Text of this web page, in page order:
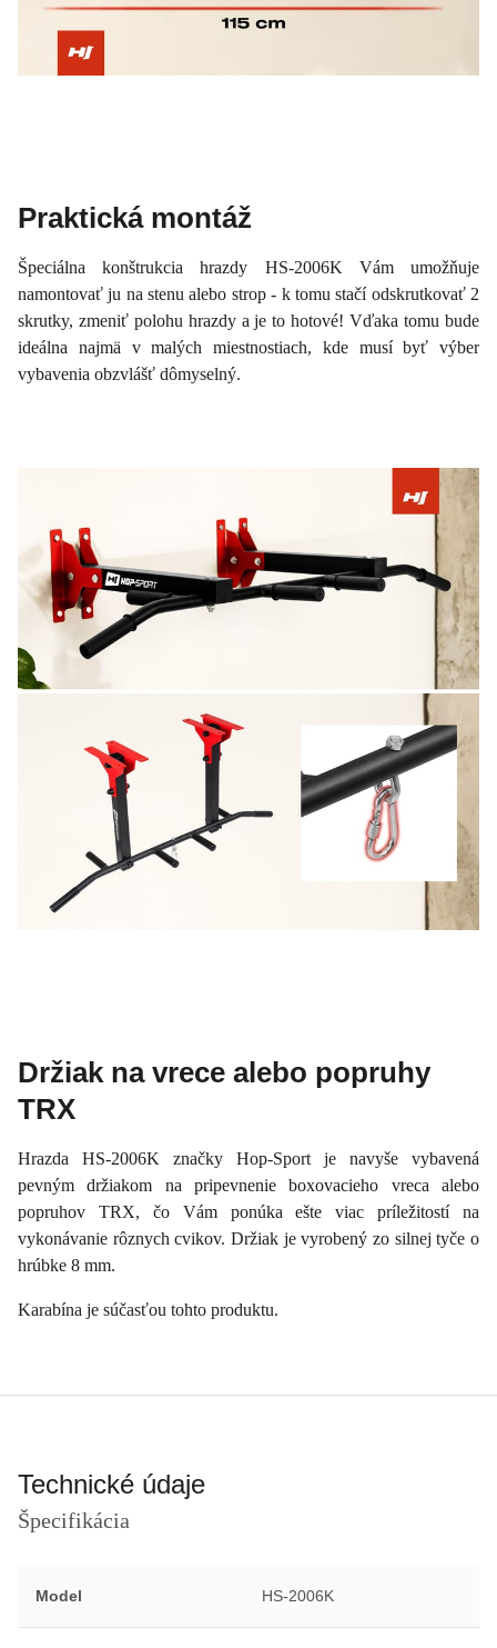
Praktická montáž
Špeciálna konštrukcia hrazdy HS-2006K Vám umožňuje
namontovať ju na stenu alebo strop - k tomu stačí odskrutkovať 2
skrutky, zmeniť polohu hrazdy a je to hotové! Vďaka tomu bude
ideálna najmä v malých miestnostiach, kde musí byť výber
vybavenia obzvlášť dômyselný.
Držiak na vrece alebo popruhy
TRX
Hrazda HS-2006K značky Hop-Sport je navyše vybavená
pevným držiakom na pripevnenie boxovacieho vreca alebo
popruhov TRX, čo Vám ponúka ešte viac príležitostí na
vykonávanie rôznych cvikov. Držiak je vyrobený zo silnej tyče o
hrúbke 8 mm.
Karabína je súčasťou tohto produktu.
Technické údaje
Špecifikácia
Model HS-2006K